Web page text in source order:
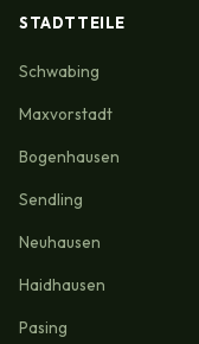
STADTTEILE
Schwabing
Maxvorstadt
Bogenhausen
Sendling
Neuhausen
Haidhausen
Pasing